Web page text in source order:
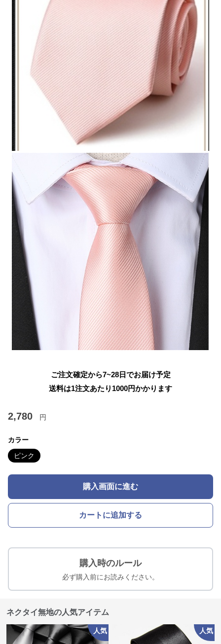
ご注文確定から7~28日でお届け予定
送料は1注文あたり 1000円かかります
2,780 円
カラー
ピンク
購入画面に進む
カートに追加する
購入時のルール
必ず購入前にお読みください。
ネクタイ無地の人気アイテム
人気 人気